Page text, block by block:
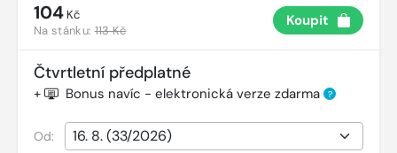
104 Kč
Na stánku:113 Kč
Koupit
Čtvrtletní předplatné
+ Bonus navíc - elektronická verze zdarma ?
Od: